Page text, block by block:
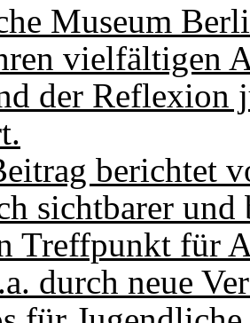
Museum
vielfältigen
der Reflexion
berichtet
sichtbarer und
Treffpunkt für
durch neue